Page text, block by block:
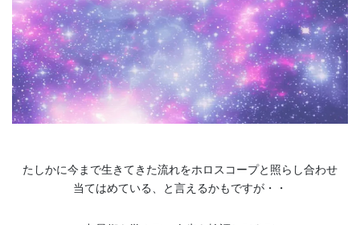
たしかに今まで生きてきた流れをホロスコープと照らし合わせ
当てはめている、と言えるかもですが・・